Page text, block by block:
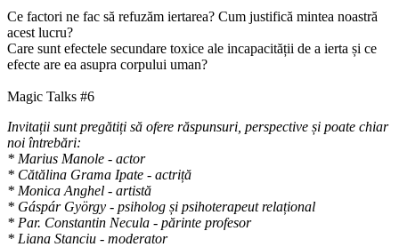
Ce factori ne fac să refuzăm iertarea? Cum justifică mintea noastră
acest lucru?
Care sunt efectele secundare toxice ale incapacității de a ierta și ce
efecte are ea asupra corpului uman?
Magic Talks #6
Invitații sunt pregătiți să ofere răspunsuri, perspective și poate chiar
noi întrebări:
* Marius Manole - actor
* Cătălina Grama Ipate - actriță
* Monica Anghel - artistă
* Gáspár György - psiholog și psihoterapeut relațional
* Par. Constantin Necula - părinte profesor
* Liana Stanciu - moderator